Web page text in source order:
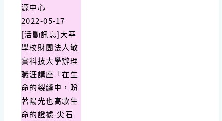
源中心
2022-05-17
[活動訊息]大華
學校財團法人敏
實科技大學辦理
職涯講座「在生
命的裂縫中，盼
著陽光也高歌生
命的證據-尖石